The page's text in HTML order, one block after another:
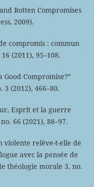
Rotten Compromises
2009).
compromis : commun
(2011), 95–108.
Good Compromise?”
(2012), 466–80.
Esprit et la guerre
66 (2021), 88–97.
violente relève-t-elle de
avec la pensée de
théologie morale 3, no.